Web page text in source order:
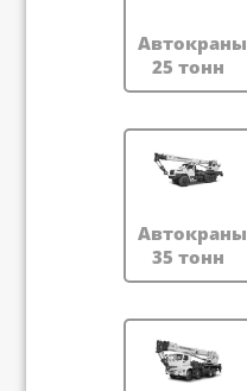
Автокраны
25 тонн
Автокраны
35 тонн